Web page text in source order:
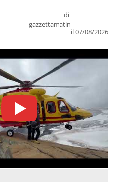
di
gazzettamatin
il 07/08/2026